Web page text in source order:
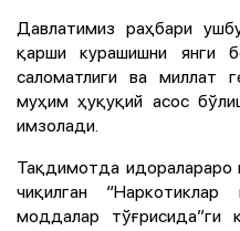
Давлатимиз раҳбари
қарши курашишни янги
саломатлиги ва миллат
муҳим ҳуқуқий асос
имзолади.
Тақдимотда идоралараро
чиқилган
моддалар тўғрисида”ги